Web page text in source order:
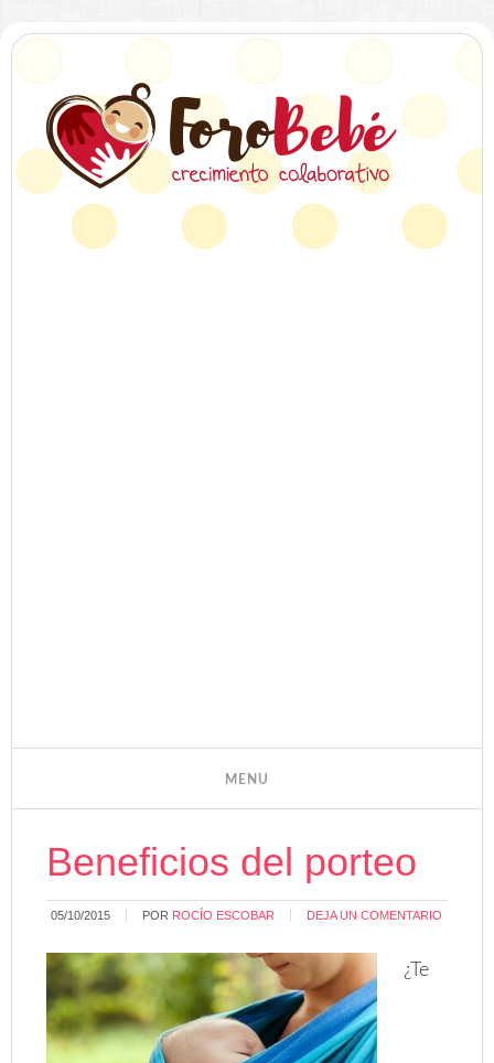
Beneficios del porteo
05/10/2015 POR ROCÍO ESCOBAR DEJA UN COMENTARIO
¿Te